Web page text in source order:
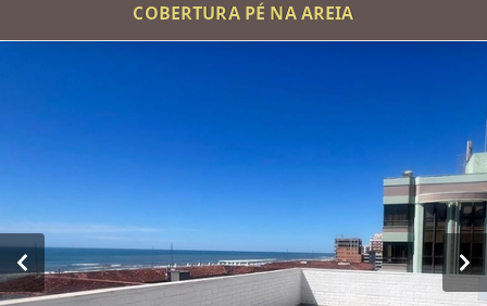
COBERTURA PÉ NA AREIA